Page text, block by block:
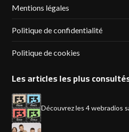
Mentions légales
Politique de confidentialité
Politique de cookies
Les articles les plus
Découvrez les 4 webradios